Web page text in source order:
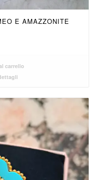
E AMAZZONITE
carrello